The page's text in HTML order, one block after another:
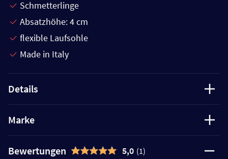
Schmetterlinge
Absatzhöhe: 4 cm
flexible Laufsohle
Made in Italy
Details
Marke
Bewertungen 5,0 (1)